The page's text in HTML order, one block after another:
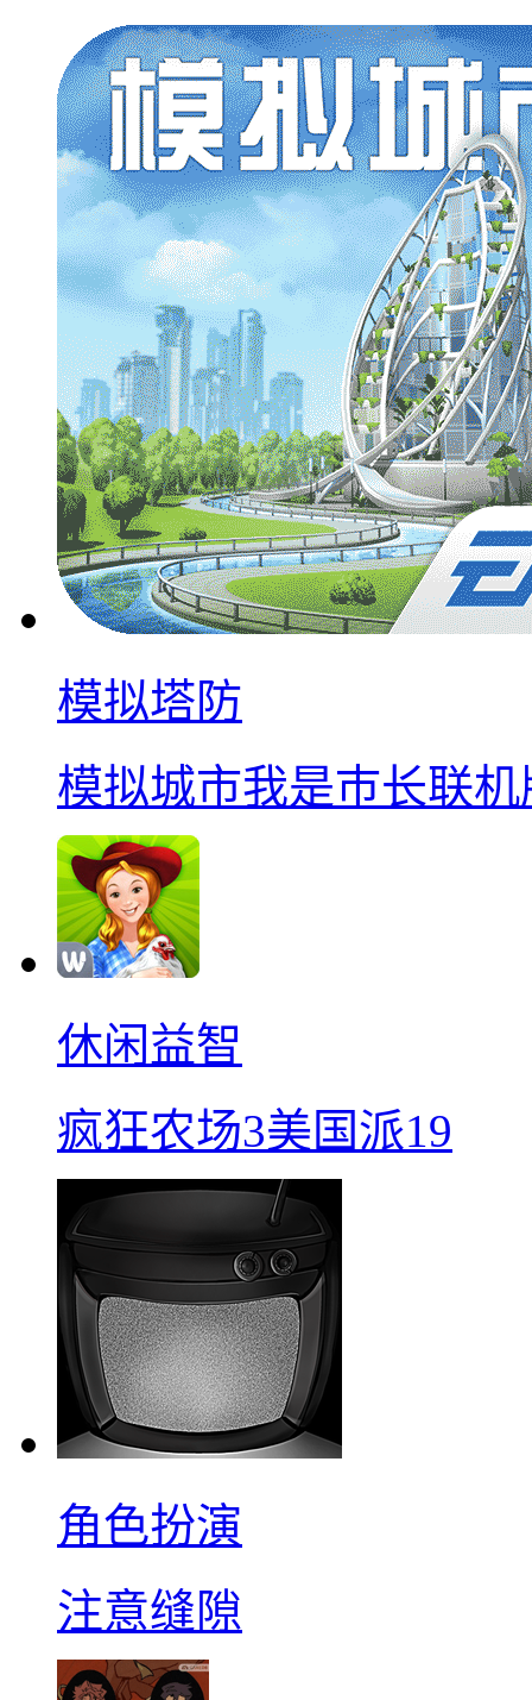
模拟塔防
模拟城市我是巿长联机
休闲益智
疯狂农场3美国派19
角色扮演
注意缝隙